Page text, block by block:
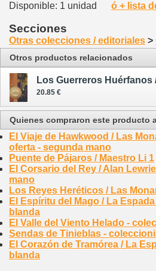
Disponible: 1 unidad ó + lista
Secciones
Otras colecciones / editoriales >
Otros productos relacionados
20.85 €
Quienes compraron este producto
El Viaje de Hawkwood / Las
oferta - segunda mano
Puente de Pájaros / Maestro Li 1
El Corsario del Rey / Alan
mano
Los Reyes Heréticos / Las
El Espíritu del Mago / La
blanda
El Valle del Viento Helado -
Sendas de Tinieblas -
El Corazón de Tramórea / La
blanda